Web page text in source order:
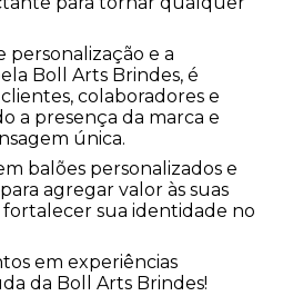
personalização e a
Boll Arts Brindes, é
colaboradores e
a presença da marca e
única.
balões personalizados e
agregar valor às suas
sua identidade no
em experiências
da Boll Arts Brindes!